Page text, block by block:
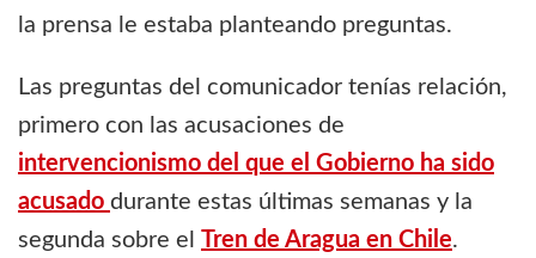
la prensa le estaba planteando preguntas.
Las preguntas del comunicador tenías relación,
primero con las acusaciones de
intervencionismo del que el Gobierno ha sido
acusado durante estas últimas semanas y la
segunda sobre el
Tren de Aragua en Chile.